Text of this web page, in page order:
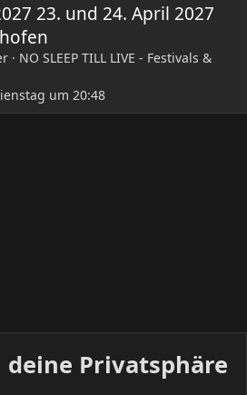
23. und 24. April 2027
NO SLEEP TILL LIVE - Festivals &
um 20:48
Privatsphäre